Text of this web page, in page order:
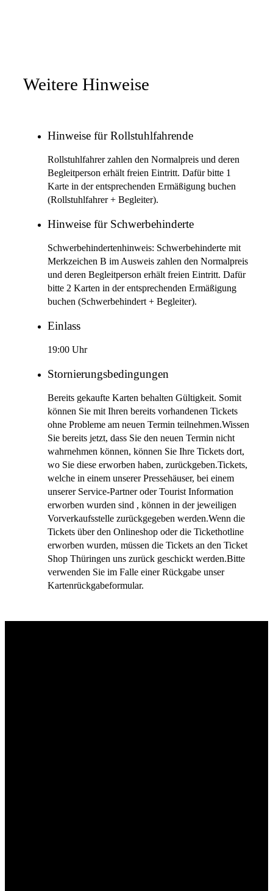
Weitere Hinweise
Hinweise für Rollstuhlfahrende
Rollstuhlfahrer zahlen den Normalpreis und deren
Begleitperson erhält freien Eintritt. Dafür bitte 1
Karte in der entsprechenden Ermäßigung buchen
(Rollstuhlfahrer + Begleiter).
Hinweise für Schwerbehinderte
Schwerbehindertenhinweis: Schwerbehinderte mit
Merkzeichen B im Ausweis zahlen den Normalpreis
und deren Begleitperson erhält freien Eintritt. Dafür
bitte 2 Karten in der entsprechenden Ermäßigung
buchen (Schwerbehindert + Begleiter).
Einlass
19:00 Uhr
Stornierungsbedingungen
Bereits gekaufte Karten behalten Gültigkeit. Somit
können Sie mit Ihren bereits vorhandenen Tickets
ohne Probleme am neuen Termin teilnehmen.Wissen
Sie bereits jetzt, dass Sie den neuen Termin nicht
wahrnehmen können, können Sie Ihre Tickets dort,
wo Sie diese erworben haben, zurückgeben.Tickets,
welche in einem unserer Pressehäuser, bei einem
unserer Service-Partner oder Tourist Information
erworben wurden sind , können in der jeweiligen
Vorverkaufsstelle zurückgegeben werden.Wenn die
Tickets über den Onlineshop oder die Tickethotline
erworben wurden, müssen die Tickets an den Ticket
Shop Thüringen uns zurück geschickt werden.Bitte
verwenden Sie im Falle einer Rückgabe unser
Kartenrückgabeformular.